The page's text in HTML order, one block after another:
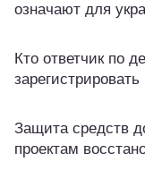
означают для
Кто ответчик по
Защита средств
проектам